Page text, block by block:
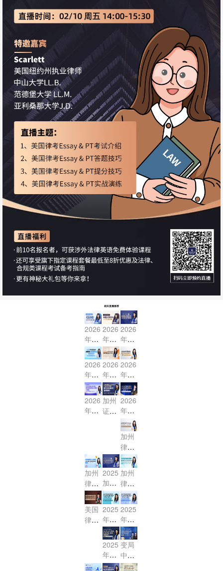
相关直播推荐
2026
年7
月US
BAR
考前
冲刺
- 联
邦法
MBE
2026
年7
月US
BAR
冲刺
班火
热进
行中-
MBE
验课
2026
年7
月US
BAR
冲刺
班火
热进
行中
- MB
E合
同法
限时
体验
课！
2026
年7
月US
BAR
冲刺
班火
E民
诉法
限时
体验
课！
2026
年7
月US
BAR
冲刺
班开
制你
还有
4次
机
会！
2026
年2
月US
BAR
终极
冲
刺，
最后
2周
必做
事
项！
2026
年2
30天
冲刺
- 联
邦法
MBE
提分
大揭
秘！
加州
证据
e）
核心
考点
冲刺
课，
助力
2026
年2
月加
州律
考！
2026
年2
月美
国加
州律
师CA
BAR
考试
专享
会
加州
律考
信托
法
（Tr
ust
s）
核心
考点
精
讲，
攻克
高频
加州
律考
核心
小法
精
讲：
考点
2025
加州
律考
代理
与合
伙法
精
讲：
Sere
na带
加州
律考
公司
法高
效突
破：
中美
执业
讲师
带你
美国
律师
拿证
2025
年7
月考
期大
冲刺
Essa
2025
年7
月考
期大
冲刺
Essa
2025
年CA
BAR
变局
中的
选